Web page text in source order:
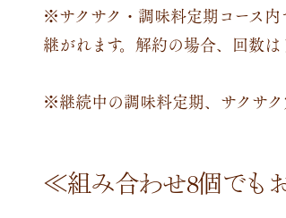
※サクサク・調味料定期コース
継がれます。解約の場合、回数は
※継続中の調味料定期、サクサ
≪組み合わせ8個でも